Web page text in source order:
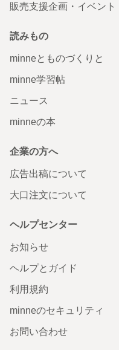
販売支援企画・イベント
読みもの
minneとものづくりと
minne学習帖
ニュース
minneの本
企業の方へ
広告出稿について
大口注文について
ヘルプセンター
お知らせ
ヘルプとガイド
利用規約
minneのセキュリティ
お問い合わせ